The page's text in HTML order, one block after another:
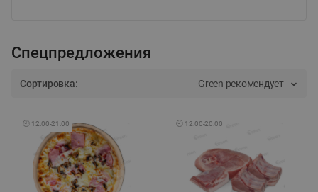
Спецпредложения
Сортировка: Green рекомендует
🕘 12:00-21:00 🕘 12:00-20:00